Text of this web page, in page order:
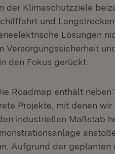
der Klimaschutzziele
und
Lösungen
Versorgungssicherheit
den Fokus gerückt.
Roadmap enthält
Projekte, mit denen
industriellen Maßstab
Aufgrund der geplanten